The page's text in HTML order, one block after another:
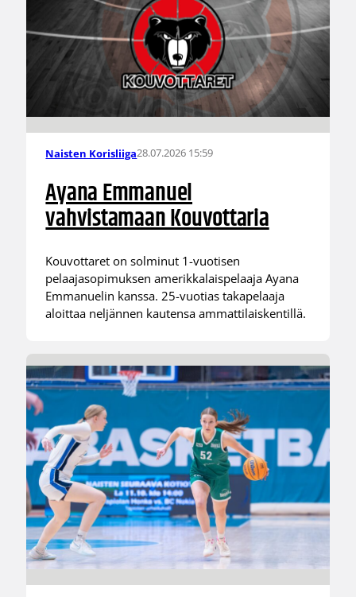
Naisten Korisliiga28.07.2026 15:59
Ayana Emmanuel
vahvistamaan Kouvottaria
Kouvottaret on solminut 1-vuotisen
pelaajasopimuksen amerikkalaispelaaja Ayana
Emmanuelin kanssa. 25-vuotias takapelaaja
aloittaa neljännen kautensa ammattilaiskentillä.